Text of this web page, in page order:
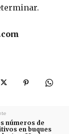
números de
en buques